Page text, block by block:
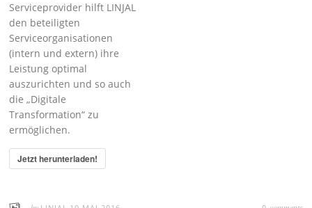
Serviceprovider hilft LINJAL
den beteiligten
Serviceorganisationen
(intern und extern) ihre
Leistung optimal
auszurichten und so auch
die „Digitale
Transformation“ zu
ermöglichen.
Jetzt herunterladen!